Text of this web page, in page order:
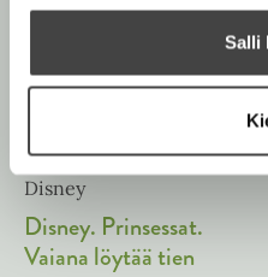
Salli
n
l
i
l
e
u
e
v
ä
i
Disney
Disney. Prinsessat.
Vaiana löytää tien